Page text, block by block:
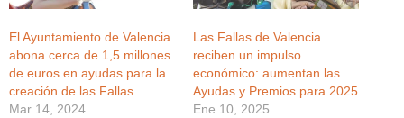
El Ayuntamiento de Valencia
abona cerca de 1,5 millones
de euros en ayudas para la
creación de las Fallas
Mar 14, 2024
Las Fallas de Valencia
reciben un impulso
económico: aumentan las
Ayudas y Premios para 2025
Ene 10, 2025